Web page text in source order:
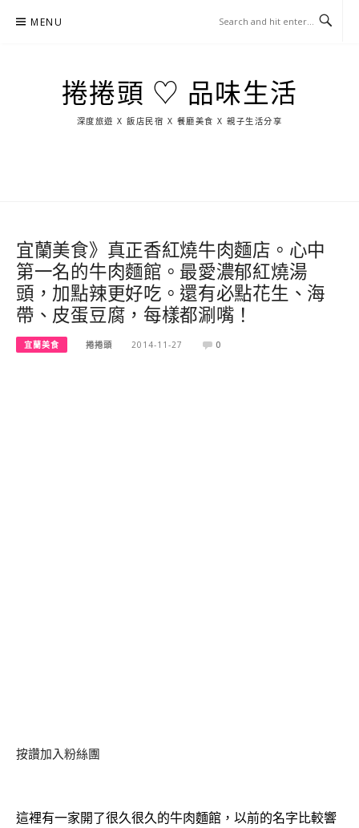
MENU
捲捲頭 ♡ 品味生活
深度旅遊 X 飯店民宿 X 餐廳美食 X 親子生活分享
宜蘭美食》真正香紅燒牛肉麵店。心中
第一名的牛肉麵館。最愛濃郁紅燒湯
頭，加點辣更好吃。還有必點花生、海
帶、皮蛋豆腐，每樣都涮嘴！
宜蘭美食 捲捲頭 2014-11-27 0
按讚加入粉絲團
這裡有一家開了很久很久的牛肉麵館，以前的名字比較響